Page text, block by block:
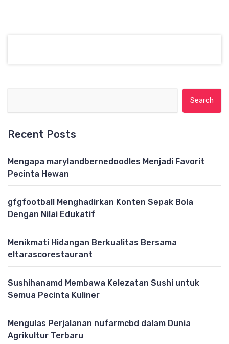
Recent Posts
Mengapa marylandbernedoodles Menjadi Favorit
Pecinta Hewan
gfgfootball Menghadirkan Konten Sepak Bola
Dengan Nilai Edukatif
Menikmati Hidangan Berkualitas Bersama
eltarascorestaurant
Sushihanamd Membawa Kelezatan Sushi untuk
Semua Pecinta Kuliner
Mengulas Perjalanan nufarmcbd dalam Dunia
Agrikultur Terbaru